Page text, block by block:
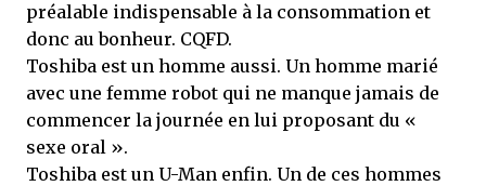
préalable indispensable à la consommation et
donc au bonheur. CQFD.
Toshiba est un homme aussi. Un homme marié
avec une femme robot qui ne manque jamais de
commencer la journée en lui proposant du «
sexe oral ».
Toshiba est un U-Man enfin. Un de ces hommes